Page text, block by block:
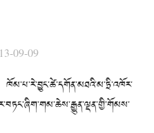
09-09